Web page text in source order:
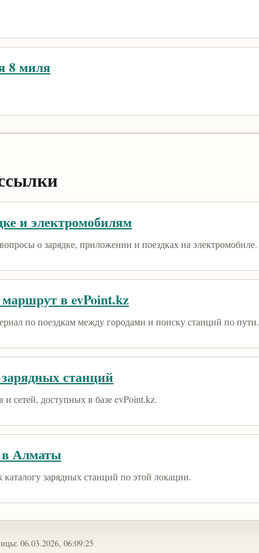
8 миля
и электромобилям
о зарядке, приложении и поездках на электромобиле.
в evPoint.kz
по поездкам между городами и поиску станций по пути.
станций
и сетей, доступных в базе evPoint.kz.
в Алматы
зарядных станций по этой локации.
06.03.2026, 06:09:25